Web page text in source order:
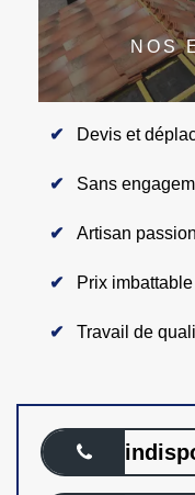
NOS
Devis et
Sans
Artisan
Prix imbattable
Travail de